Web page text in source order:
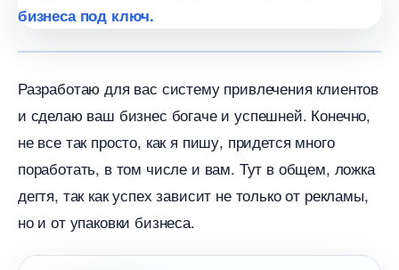
Разработаю для вас систему привлечения клиенто
и сделаю ваш бизнес богаче и успешней. Конечно,
не все так просто, как я пишу, придется много
поработать, в том числе и вам. Тут в общем, ложка
дегтя, так как успех зависит не только от рекламы,
но и от упаковки бизнеса.